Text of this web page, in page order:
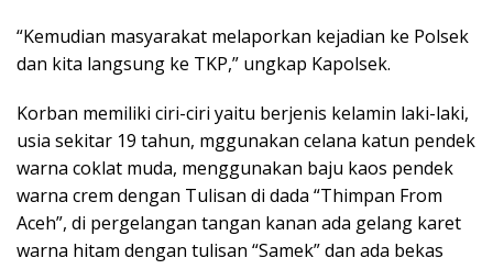
“Kemudian masyarakat melaporkan kejadian ke Polsek
dan kita langsung ke TKP,” ungkap Kapolsek.
Korban memiliki ciri-ciri yaitu berjenis kelamin laki-laki,
usia sekitar 19 tahun, mggunakan celana katun pendek
warna coklat muda, menggunakan baju kaos pendek
warna crem dengan Tulisan di dada “Thimpan From
Aceh”, di pergelangan tangan kanan ada gelang karet
warna hitam dengan tulisan “Samek” dan ada bekas